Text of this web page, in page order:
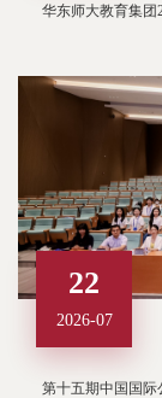
华东师大教育集团
22
2026-07
第十五期中国国